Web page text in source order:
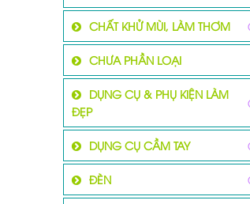
CHẤT KHỬ MÙI, LÀM THƠM
CHƯA PHẦN LOẠI
DỤNG CỤ & PHỤ KIỆN LÀM
ĐẸP
DỤNG CỤ CẦM TAY
ĐÈN